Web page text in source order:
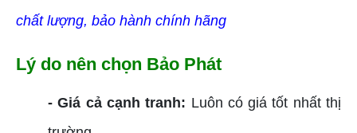
chất lượng, bảo hành chính hãng
Lý do nên chọn Bảo Phát
- Giá cả cạnh tranh: Luôn có giá tốt nhất thị